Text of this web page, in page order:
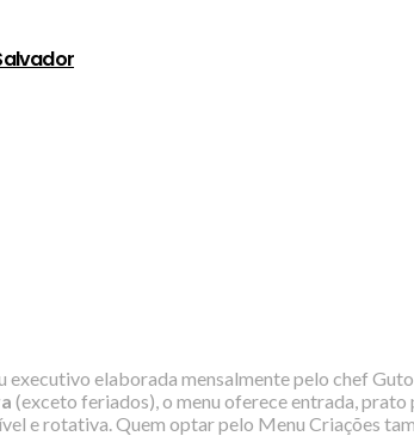
executivo elaborada mensalmente pelo chef
(exceto feriados), o menu oferece entrada,
e rotativa. Quem optar pelo Menu Criações